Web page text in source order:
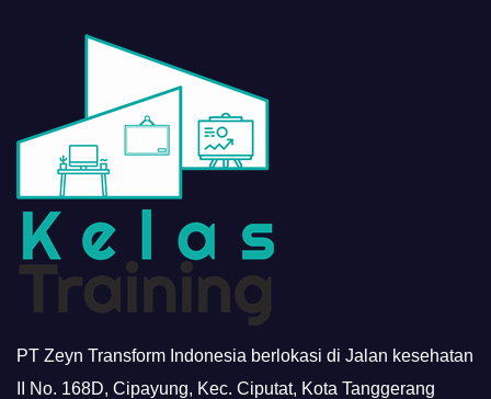
PT Zeyn Transform Indonesia berlokasi di Jalan kesehatan
II No. 168D, Cipayung, Kec. Ciputat, Kota Tanggerang